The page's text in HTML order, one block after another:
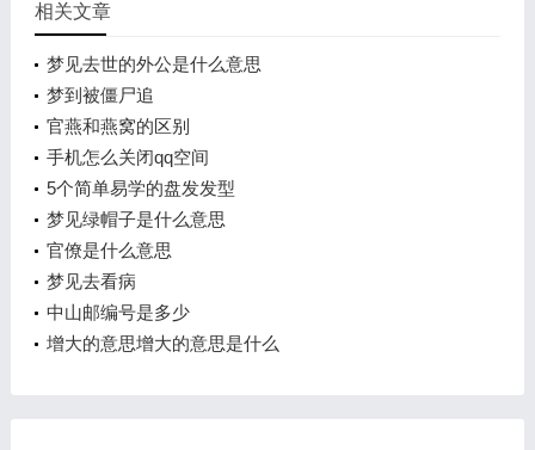
相关文章
梦见去世的外公是什么意思
梦到被僵尸追
官燕和燕窝的区别
手机怎么关闭qq空间
5个简单易学的盘发发型
梦见绿帽子是什么意思
官僚是什么意思
梦见去看病
中山邮编号是多少
增大的意思增大的意思是什么